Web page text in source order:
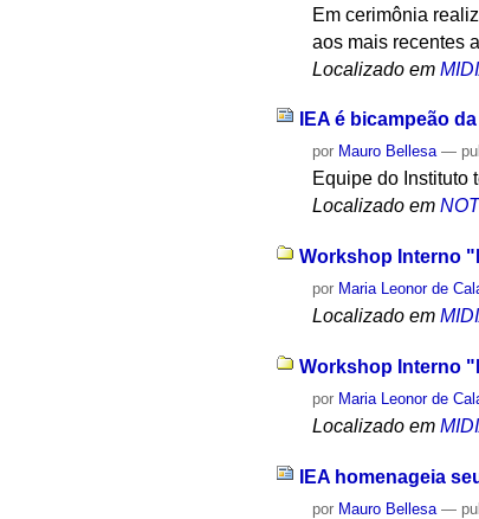
Em cerimônia
aos mais recentes
Localizado em
IEA é bicampeão
por Mauro Bellesa —
Equipe do Instituto
Localizado em
Workshop Interno
por Maria Leonor de
Localizado em
Workshop Interno
por Maria Leonor de
Localizado em
IEA homenageia
por Mauro Bellesa —